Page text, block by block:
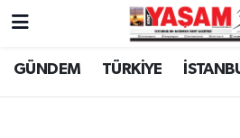
GÜNDEM TÜRKİYE